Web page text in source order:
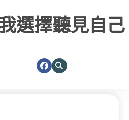
選擇聽見自己